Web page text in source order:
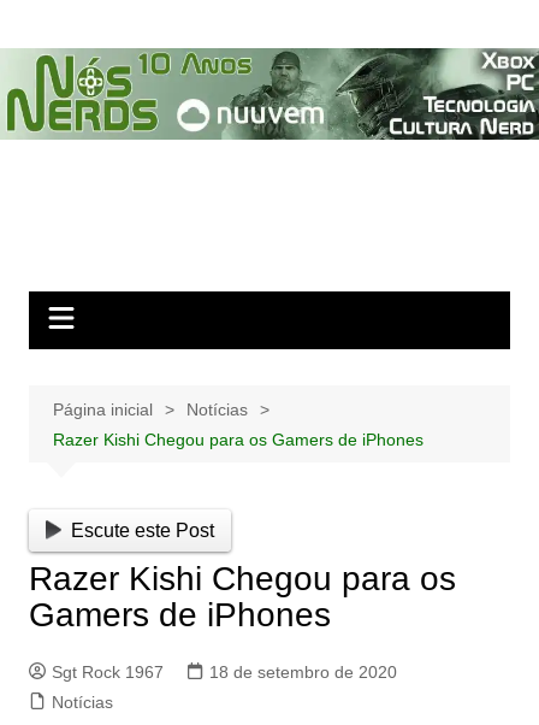
para
conteúdo
Página inicial
Notícias
Razer Kishi Chegou para os Gamers de iPhones
Escute este Post
Razer Kishi Chegou para os
Gamers de iPhones
Sgt Rock 1967
18 de setembro de 2020
Notícias